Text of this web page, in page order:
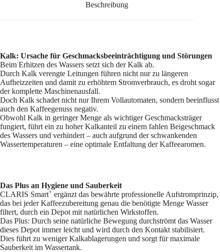
Beschreibung
Kalk: Ursache für Geschmacksbeeinträchtigung und Störungen
Beim Erhitzen des Wassers setzt sich der Kalk ab.
Durch Kalk verengte Leitungen führen nicht nur zu längeren
Aufheizzeiten und damit zu erhöhtem Stromverbrauch, es droht sogar
der komplette Maschinenausfall.
Doch Kalk schadet nicht nur Ihrem Vollautomaten, sondern beeinflusst
auch den Kaffeegenuss negativ.
Obwohl Kalk in geringer Menge als wichtiger Geschmacksträger
fungiert, führt ein zu hoher Kalkanteil zu einem fahlen Beigeschmack
des Wassers und verhindert – auch aufgrund der schwankenden
Wassertemperaturen – eine optimale Entfaltung der Kaffeearomen.
Das Plus an Hygiene und Sauberkeit
CLARIS Smart+ ergänzt das bewährte professionelle Aufstromprinzip,
das bei jeder Kaffeezubereitung genau die benötigte Menge Wasser
filtert, durch ein Depot mit natürlichen Wirkstoffen.
Das Plus: Durch seine natürliche Bewegung durchströmt das Wasser
dieses Depot immer leicht und wird durch den Kontakt stabilisiert.
Dies führt zu weniger Kalkablagerungen und sorgt für maximale
Sauberkeit im Wassertank.